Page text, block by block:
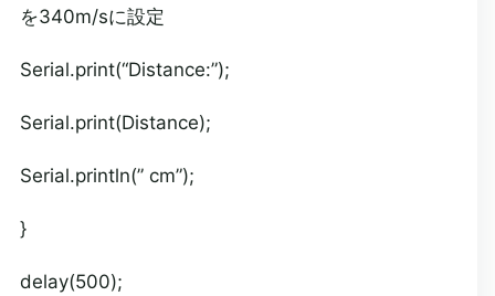
を340m/sに設定
Serial.print(“Distance:”);
Serial.print(Distance);
Serial.println(” cm”);
}
delay(500);